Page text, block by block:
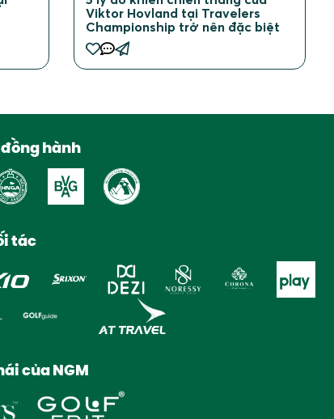
Viktor Hovland tại Travelers
Championship trở nên đặc biệt
hành
tác
của NGM